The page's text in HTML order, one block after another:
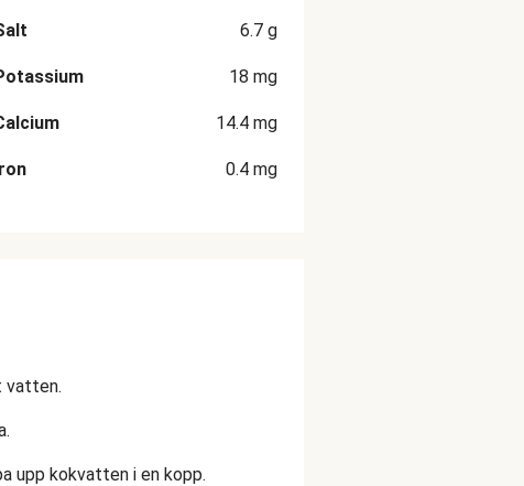
6.7 g
18 mg
14.4 mg
0.4 mg
vatten.
upp kokvatten i en kopp.